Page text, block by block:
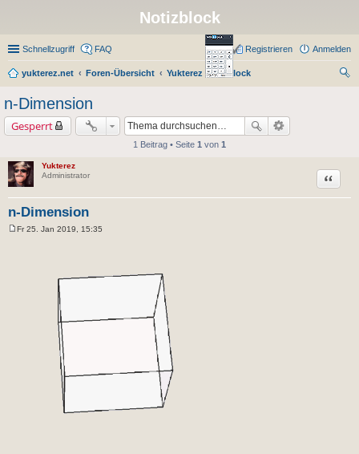
Notizblock
Schnellzugriff FAQ Anmelden
Registrieren
yukterez.net Foren-Übersicht
Yukterez Notizblock
n-Dimension
Gesperrt
1 Beitrag • Seite 1 von 1
Yukterez
Administrator
n-Dimension
Zitat
Fr 25. Jan 2019, 15:35